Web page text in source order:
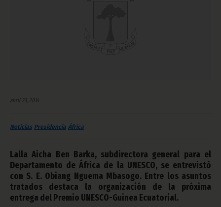
abril 23, 2014
Noticias Presidencia África
Lalla Aicha Ben Barka, subdirectora general para el
Departamento de África de la UNESCO, se entrevistó
con S. E. Obiang Nguema Mbasogo. Entre los asuntos
tratados destaca la organización de la próxima
entrega del Premio UNESCO-Guinea Ecuatorial.